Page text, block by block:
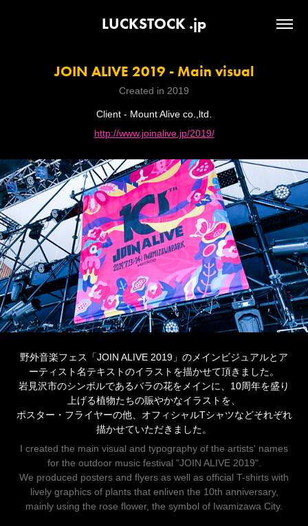
LUCKSTOCK .jp
JOIN ALIVE 2019 - Main visual
Created in 2019
Client - Mount Alive co.,ltd.
http://www.joinalive.jp/2019/
野外音楽フェス「JOIN ALIVE 2019」のメインビジュアルとア
ーティスト名テキストのイラストを描かせて頂きました。
岩見沢市のシンボルであるバラの花をメインに、10周年を盛り
上げる植物たちの賑やかなイラストを、
ポスター・フライヤーの他、オフィシャルTシャツなどそれぞれ
描かせていただきました。
I created the main visual and typography of the artists' names
for the outdoor music festival "JOIN ALIVE 2019".
We produced posters and flyers as well as official T-shirts with
lively graphics of plants that enliven the 10th anniversary,
mainly using the rose flower, the symbol of Iwamizawa City.